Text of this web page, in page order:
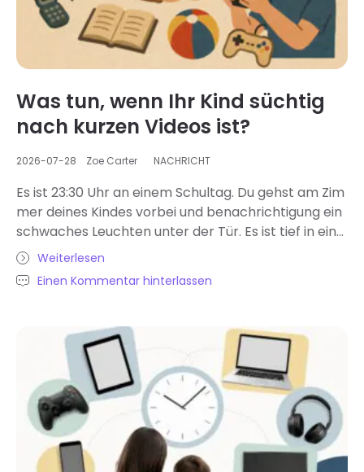
Was tun, wenn Ihr Kind süchtig
nach kurzen Videos ist?
2026-07-28 Zoe Carter NACHRICHT
Es ist 23:30 Uhr an einem Schultag. Du gehst am Zim
mer deines Kindes vorbei und benachrichtigung ein
schwaches Leuchten unter der Tür. Es ist tief in eine
n TikTok-Strudel versunken und hat die Zeit völlig ve
rgessen. „Nur noch fünf Minuten“, verspricht es. Am
nächsten Morgen herrscht Chaos – Hausaufgaben
ndy ansprichst, wirkt der darauffolgende Streit viel
heftiger als nötig. Kommt dir das bekannt vor? Dein
Kind ist nicht kaputt. Was du siehst, ist kein Charakt
erfehler – es ist ein Designmerkmal. Kurzvideo-Platt
formen sind so konzipiert, dass es unmöglich ersche
int, damit aufzuhören. Aber das bedeutet auch, dass
es konkrete…
Weiterlesen
Einen Kommentar hinterlassen